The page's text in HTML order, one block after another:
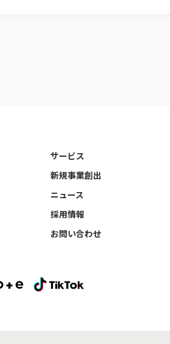
サービス
新規事業創出
ニュース
採用情報
お問い合わせ